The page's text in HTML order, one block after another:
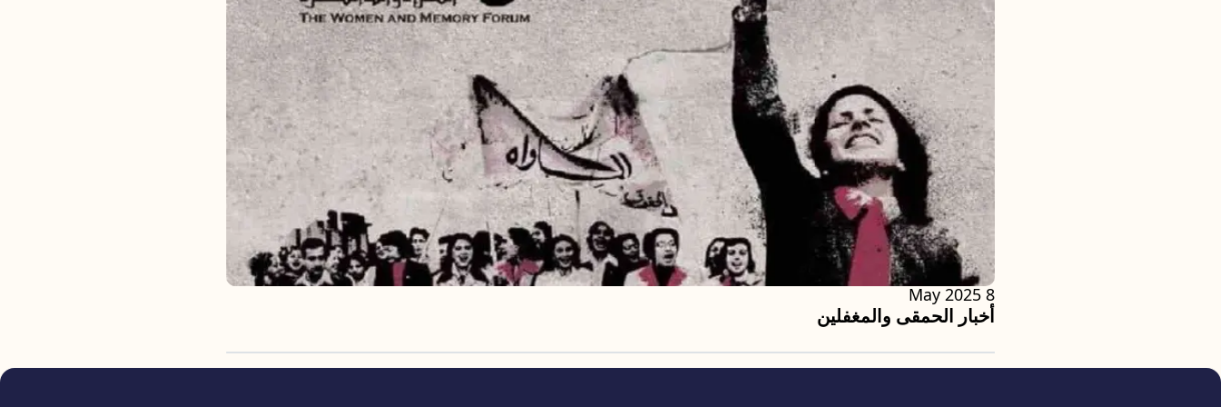
أخبار الحمقى والمغفلين
8 May 2025